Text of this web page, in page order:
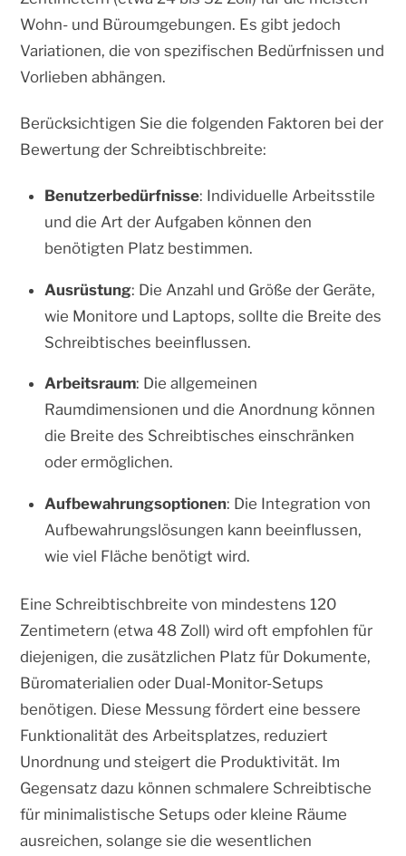
Wohn- und Büroumgebungen. Es gibt jedoch
Variationen, die von spezifischen Bedürfnissen und
Vorlieben abhängen.
Berücksichtigen Sie die folgenden Faktoren bei der
Bewertung der Schreibtischbreite:
Benutzerbedürfnisse: Individuelle Arbeitsstile
und die Art der Aufgaben können den
benötigten Platz bestimmen.
Ausrüstung: Die Anzahl und Größe der Geräte,
wie Monitore und Laptops, sollte die Breite des
Schreibtisches beeinflussen.
Arbeitsraum: Die allgemeinen
Raumdimensionen und die Anordnung können
die Breite des Schreibtisches einschränken
oder ermöglichen.
Aufbewahrungsoptionen: Die Integration von
Aufbewahrungslösungen kann beeinflussen,
wie viel Fläche benötigt wird.
Eine Schreibtischbreite von mindestens 120
Zentimetern (etwa 48 Zoll) wird oft empfohlen für
diejenigen, die zusätzlichen Platz für Dokumente,
Büromaterialien oder Dual-Monitor-Setups
benötigen. Diese Messung fördert eine bessere
Funktionalität des Arbeitsplatzes, reduziert
Unordnung und steigert die Produktivität. Im
Gegensatz dazu können schmalere Schreibtische
für minimalistische Setups oder kleine Räume
ausreichen, solange sie die wesentlichen